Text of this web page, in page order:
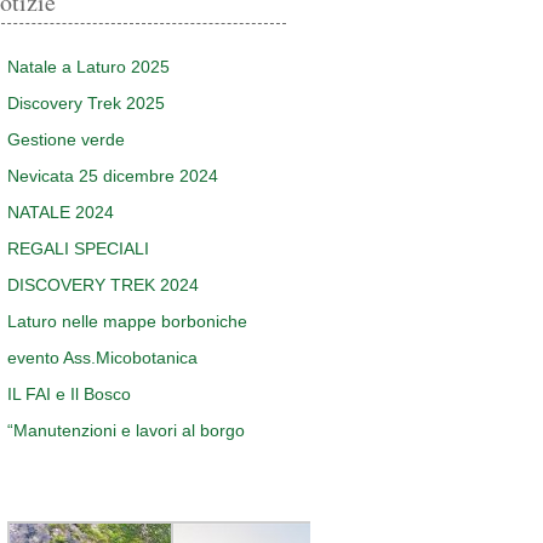
Natale a Laturo 2025
Discovery Trek 2025
Gestione verde
Nevicata 25 dicembre 2024
NATALE 2024
REGALI SPECIALI
DISCOVERY TREK 2024
Laturo nelle mappe borboniche
evento Ass.Micobotanica
IL FAI e Il Bosco
“Manutenzioni e lavori al borgo